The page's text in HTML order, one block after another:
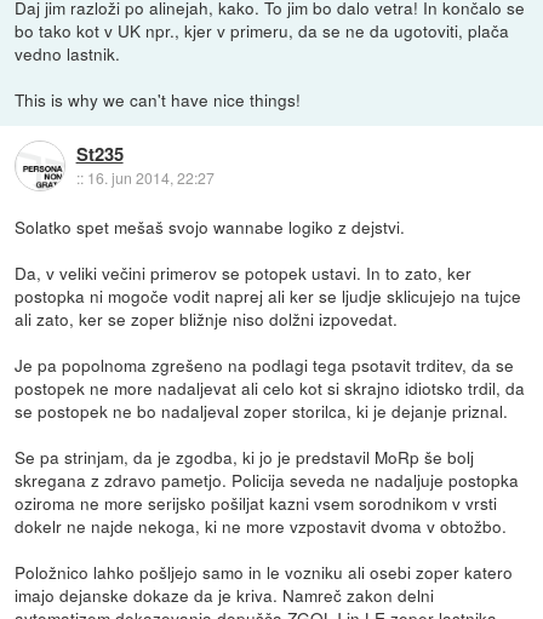
Daj jim razloži po alinejah, kako. To jim bo dalo vetra! In končalo se
bo tako kot v UK npr., kjer v primeru, da se ne da ugotoviti, plača
vedno lastnik.
This is why we can't have nice things!
St235
:: 16. jun 2014, 22:27
Solatko spet mešaš svojo wannabe logiko z dejstvi.
Da, v veliki večini primerov se potopek ustavi. In to zato, ker
postopka ni mogoče vodit naprej ali ker se ljudje sklicujejo na tujce
ali zato, ker se zoper bližnje niso dolžni izpovedat.
Je pa popolnoma zgrešeno na podlagi tega psotavit trditev, da se
postopek ne more nadaljevat ali celo kot si skrajno idiotsko trdil, da
se postopek ne bo nadaljeval zoper storilca, ki je dejanje priznal.
Se pa strinjam, da je zgodba, ki jo je predstavil MoRp še bolj
skregana z zdravo pametjo. Policija seveda ne nadaljuje postopka
oziroma ne more serijsko pošiljat kazni vsem sorodnikom v vrsti
dokelr ne najde nekoga, ki ne more vzpostavit dvoma v obtožbo.
Položnico lahko pošljejo samo in le vozniku ali osebi zoper katero
imajo dejanske dokaze da je kriva. Namreč zakon delni